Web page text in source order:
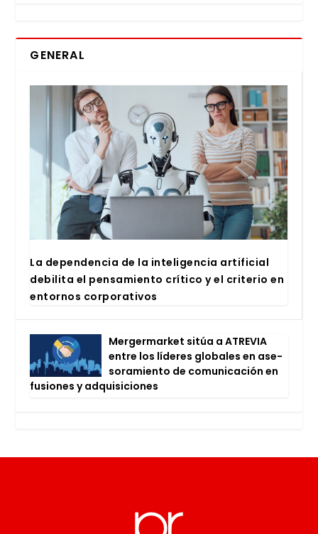
GENERAL
La depen­den­cia de la inte­li­gen­cia arti­fi­cial
debi­li­ta el pen­sa­mien­to crí­ti­co y el cri­te­rio en
entor­nos cor­po­ra­ti­vos
Mer­ger­mar­ket sitúa a ATRE­VIA
entre los líde­res glo­ba­les en ase­
so­ra­mien­to de comu­ni­ca­ción en
fusio­nes y adqui­si­cio­nes